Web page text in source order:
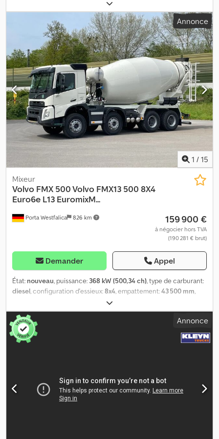
blanc, cabine conducteur:
courte, type d'engrenage:automatique, classe d'émission:Euro 6,
Année de construction:
2026, Équipement:AdBlue, Apple
CarPlay, Bluetooth, EBS (Système de freinage électronique),
attelage de remorque, blocage de différentiel, climatisation,
ordinateur de bord, programme électronique de stabilité (ESP),
régulation électrique des vitres, système de navigation,
verrouillage centralisé, = Options et équipements
supplémentaires = - Rétroviseurs chauffants - Suspension à
lames - Bluetooth - Blocage de différentiel - Feux de route -
Climatisation - Sièges à suspension pneumatique - Prise de force
(PTO) - Pare-soleil = Informations complémentaires = Année de
fabrication : 2026 Matériau utilisable : Béton Crsdpfxsypa Ufo
Adpef Essieu avant 1 : Directrice Essieu avant 2 : Directrice
Nombre de cylindres : 6 Poids total autorisé : 32 000 kg Marque de
la carrosserie : EuromixMTP EM 9 L Pour plus d'informations,
veuillez contacter Harun Cevik, Jamila Azzi ou Denis Omeragic.
Annonce
1 / 15
Porta Westfalica 826 km
Mixeur
Volvo FMX 500 Volvo FMX13 500 8X4
Euro6e L13 EuromixM...
159 900 €
à négocier hors TVA
(190 281 € brut)
Demander Appel
État: nouveau, puissance: 368 kW (500,34 ch), type de carburant:
diesel, configuration d'essieux:8x4, empattement:43 500 mm,
blanc, cabine conducteur:
courte, type d'engrenage:automatique, classe d'émission:Euro 6,
Année de construction:
ABS, AdBlue, Apple
CarPlay, Bluetooth, EBS (Système de freinage électronique),
attelage de remorque, blocage de différentiel, climatisation,
et équipements = - Rétroviseurs chauffants - Suspension à lames
- Blocage de différentiel - Feux de route - Faible niveau sonore -
Climatisation - Sièges à suspension pneumatique - Prise de force
Annonce